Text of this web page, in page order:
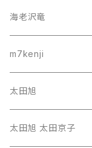
海老沢竜
m7kenji
太田旭
太田旭 太田京子